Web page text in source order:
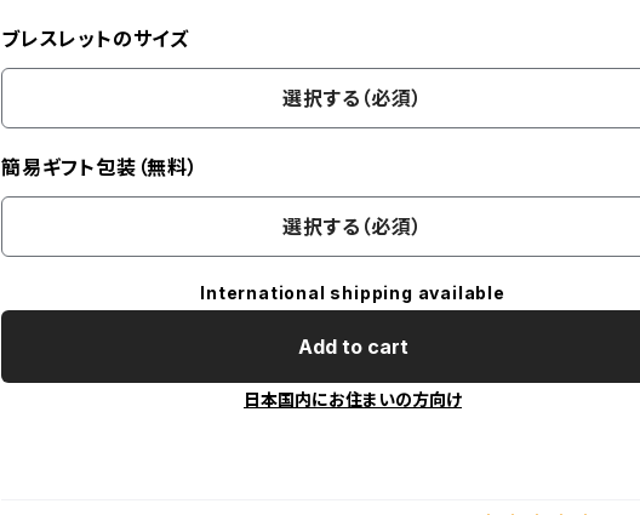
ブレスレットのサイズ
選択する（必須）
簡易ギフト包装（無料）
選択する（必須）
International shipping available
Add to cart
日本国内にお住まいの方向け